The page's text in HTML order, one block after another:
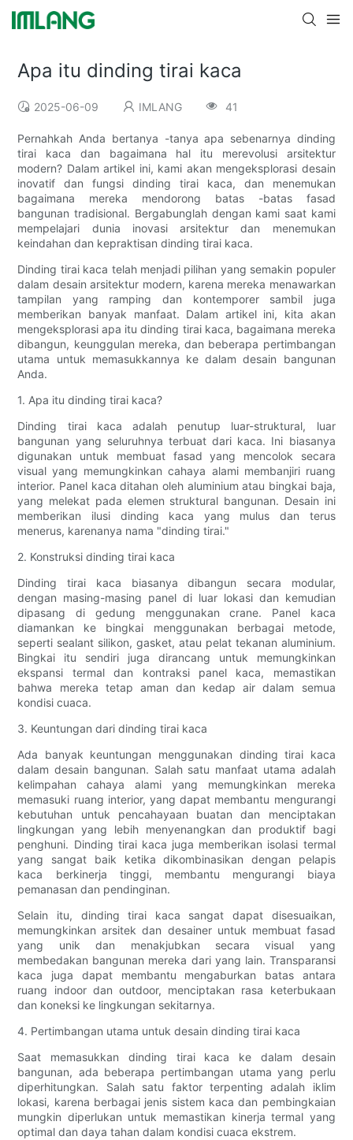
Apa itu dinding tirai kaca
2025-06-09 IMLANG 41
Pernahkah Anda bertanya -tanya apa sebenarnya dinding
tirai kaca dan bagaimana hal itu merevolusi arsitektur
modern? Dalam artikel ini, kami akan mengeksplorasi desain
inovatif dan fungsi dinding tirai kaca, dan menemukan
bagaimana mereka mendorong batas -batas fasad
bangunan tradisional. Bergabunglah dengan kami saat kami
mempelajari dunia inovasi arsitektur dan menemukan
keindahan dan kepraktisan dinding tirai kaca.
Dinding tirai kaca telah menjadi pilihan yang semakin populer
dalam desain arsitektur modern, karena mereka menawarkan
tampilan yang ramping dan kontemporer sambil juga
memberikan banyak manfaat. Dalam artikel ini, kita akan
mengeksplorasi apa itu dinding tirai kaca, bagaimana mereka
dibangun, keunggulan mereka, dan beberapa pertimbangan
utama untuk memasukkannya ke dalam desain bangunan
Anda.
1. Apa itu dinding tirai kaca?
Dinding tirai kaca adalah penutup luar-struktural, luar
bangunan yang seluruhnya terbuat dari kaca. Ini biasanya
digunakan untuk membuat fasad yang mencolok secara
visual yang memungkinkan cahaya alami membanjiri ruang
interior. Panel kaca ditahan oleh aluminium atau bingkai baja,
yang melekat pada elemen struktural bangunan. Desain ini
memberikan ilusi dinding kaca yang mulus dan terus
menerus, karenanya nama "dinding tirai."
2. Konstruksi dinding tirai kaca
Dinding tirai kaca biasanya dibangun secara modular,
dengan masing-masing panel di luar lokasi dan kemudian
dipasang di gedung menggunakan crane. Panel kaca
diamankan ke bingkai menggunakan berbagai metode,
seperti sealant silikon, gasket, atau pelat tekanan aluminium.
Bingkai itu sendiri juga dirancang untuk memungkinkan
ekspansi termal dan kontraksi panel kaca, memastikan
bahwa mereka tetap aman dan kedap air dalam semua
kondisi cuaca.
3. Keuntungan dari dinding tirai kaca
Ada banyak keuntungan menggunakan dinding tirai kaca
dalam desain bangunan. Salah satu manfaat utama adalah
kelimpahan cahaya alami yang memungkinkan mereka
memasuki ruang interior, yang dapat membantu mengurangi
kebutuhan untuk pencahayaan buatan dan menciptakan
lingkungan yang lebih menyenangkan dan produktif bagi
penghuni. Dinding tirai kaca juga memberikan isolasi termal
yang sangat baik ketika dikombinasikan dengan pelapis
kaca berkinerja tinggi, membantu mengurangi biaya
pemanasan dan pendinginan.
Selain itu, dinding tirai kaca sangat dapat disesuaikan,
memungkinkan arsitek dan desainer untuk membuat fasad
yang unik dan menakjubkan secara visual yang
membedakan bangunan mereka dari yang lain. Transparansi
kaca juga dapat membantu mengaburkan batas antara
ruang indoor dan outdoor, menciptakan rasa keterbukaan
dan koneksi ke lingkungan sekitarnya.
4. Pertimbangan utama untuk desain dinding tirai kaca
Saat memasukkan dinding tirai kaca ke dalam desain
bangunan, ada beberapa pertimbangan utama yang perlu
diperhitungkan. Salah satu faktor terpenting adalah iklim
lokasi, karena berbagai jenis sistem kaca dan pembingkaian
mungkin diperlukan untuk memastikan kinerja termal yang
optimal dan daya tahan dalam kondisi cuaca ekstrem.